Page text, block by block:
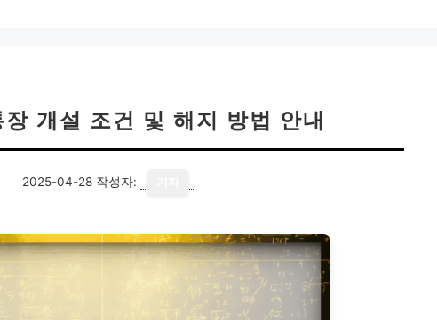
개설 조건 및 해지 방법 안내
2025-04-28 작성자: